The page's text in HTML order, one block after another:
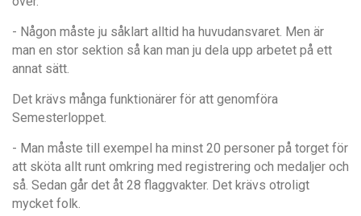
- Någon måste ju såklart alltid ha huvudansvaret. Men är
man en stor sektion så kan man ju dela upp arbetet på ett
annat sätt.
Det krävs många funktionärer för att genomföra
Semesterloppet.
- Man måste till exempel ha minst 20 personer på torget för
att sköta allt runt omkring med registrering och medaljer och
så. Sedan går det åt 28 flaggvakter. Det krävs otroligt
mycket folk.